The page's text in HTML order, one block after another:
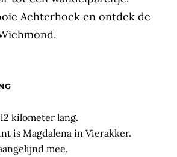
Achterhoek en ontdek de
kilometer lang.
is Magdalena in Vierakker.
mee.